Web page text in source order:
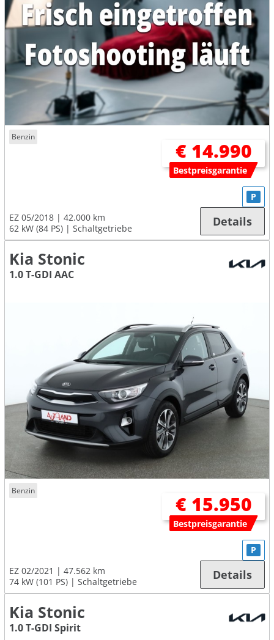
Benzin
€ 14.990
Bestpreisgarantie
EZ 05/2018
42.000 km
62 kW (84 PS)
Schaltgetriebe
P
Details
Kia Stonic
1.0 T-GDI AAC
Benzin
€ 15.950
Bestpreisgarantie
EZ 02/2021
47.562 km
74 kW (101 PS)
Schaltgetriebe
P
Details
Kia Stonic
1.0 T-GDI Spirit